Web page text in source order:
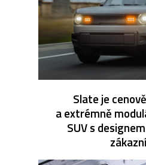
Slate je
a extrémně
SUV s